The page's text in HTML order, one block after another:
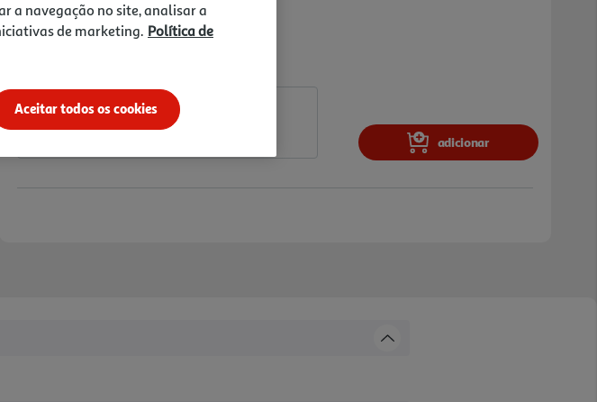
29,85 €
adicionar
a navegação no site, analisar a
de marketing. Política de
Aceitar todos os cookies